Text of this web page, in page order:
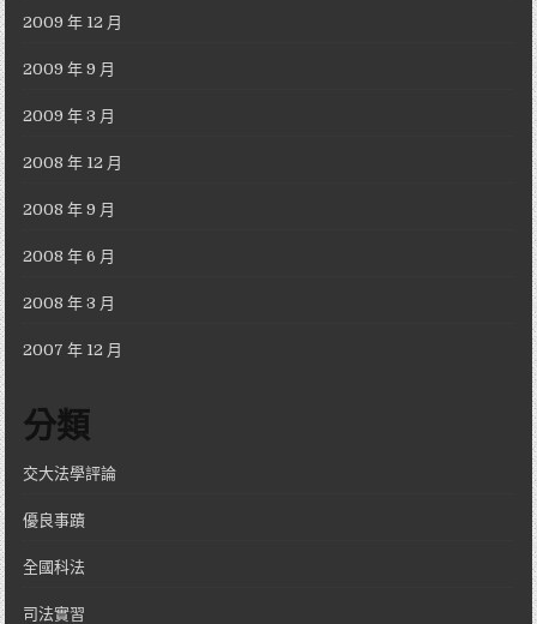
2009 年 12 月
2009 年 9 月
2009 年 3 月
2008 年 12 月
2008 年 9 月
2008 年 6 月
2008 年 3 月
2007 年 12 月
分類
交大法學評論
優良事蹟
全國科法
司法實習